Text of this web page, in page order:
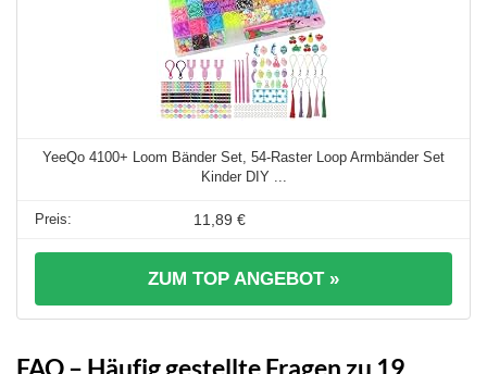
YeeQo 4100+ Loom Bänder Set, 54-Raster Loop Armbänder Set
Kinder DIY ...
11,89 €
ZUM TOP ANGEBOT »
FAQ – Häufig gestellte Fragen zu 19